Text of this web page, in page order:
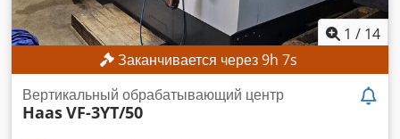
1 / 14
Заканчивается через9h 5s
Вертикальный обрабатывающий центр
HaasVF-3YT/50